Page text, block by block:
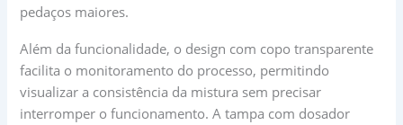
pedaços maiores.
Além da funcionalidade, o design com copo transparente
facilita o monitoramento do processo, permitindo
visualizar a consistência da mistura sem precisar
interromper o funcionamento. A tampa com dosador